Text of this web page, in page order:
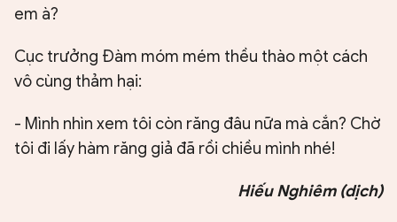
em à?
Cục trưởng Đàm móm mém thều thào một cách
vô cùng thảm hại:
- Mình nhìn xem tôi còn răng đâu nữa mà cắn? Chờ
tôi đi lấy hàm răng giả đã rồi chiều mình nhé!
Hiếu Nghiêm (dịch)